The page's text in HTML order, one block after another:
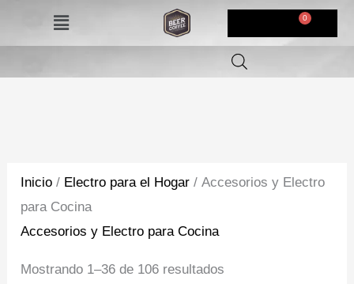
Menú
Inicio / Electro para el Hogar / Accesorios y Electro
para Cocina
Accesorios y Electro para Cocina
Mostrando 1–36 de 106 resultados